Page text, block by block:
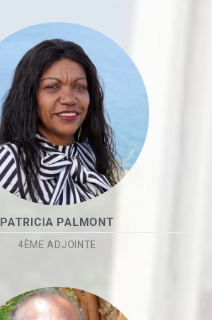
PATRICIA PALMONT
4ÈME ADJOINTE